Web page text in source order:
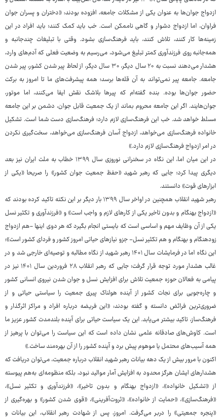
ازدواج جوان‌ها به عنوان یکی از مشکلات جامعه، افزوده بودند: «دختران و پسران جوان
فراوان، اما ازدواج دشوار و گاهی ناممکن است. خب باید کمک کنند؛ باید افراد در این
زمینه‌ها کار کنند، تلاش کنند، باید فرهنگ‌سازی بشود. وقتی با تبلیغات چندجانبه و
همه‌جانبه روی فرزندآوری کمتر تبلیغ می‌شود، می‌رسیم به وضعیت فعلی که آدم‌های وارد،
هشدار می‌دهند نسبت به ۲۰ سال دیگر، ۳۰ سال دیگر، از لحاظ پیر شدن کشور، پیر شدن
جامعه. جامعه پیر نمی‌تواند به آن قله‌ها برسد؛ همه پیشرفت‌های ما تا امروز به برکت
حضور جوان‌ها بوده. بنده گفته‌ام که پیرها بلاشک نقش ایفا می‌کنند، اما موتور،
جوان‌هایند. اگر این جامعه محروم بماند از یک جمعیت قابل جوان، دشمن بر این جامعه
مسلط خواهد شد. خب این فرهنگ‌سازی لازم دارد؛ فرهنگ‌سازی دست شما است. تشکیل
خانواده فرهنگ‌سازی می‌خواهد، ازدواج آسان فرهنگ‌سازی می‌خواهد، سخت‌گیری نکردن
در امر ازدواج فرهنگ‌سازی لازم دارد.»
در این میان اما، این نگاه در سخنرانی نوروزی سال ۱۳۹۹ خطاب به ملت ایران نیز بعد
دیگری پیدا کرد؛ جایی که رهبر شهید «حفظ جمعیت جوان کشور» را صریحا «یکی از
ابزارهای قوت» دانستند.
رهبر شهید انقلاب همچنین در اواخر سال ۱۳۹۹ بار دیگر بر این نکته تاکید کرده بودند که
«ازدواج بهنگام و بدون تاخیر یکی از کارهای لازم و واجب است» و «فرزندآوری و تکثیر نسل
یکی از آن وظایف مهم و اساسی است که بایستی انجام بگیرد که هر دوی اینها -هم ازدواج
زودهنگام و بهنگام و هم تکثیر نسل- جزو نیازهای حیاتی امروز کشور و فردای کشور است»؛
این نگاه اما در فرمایشات سال ۱۴۰۱ رهبر شهید از نگاه مطالبه و توصیه‌ای خارجی شد و در
غالب هشدار مورد توجه قرار گرفت؛ جایی که رهبر انقلاب ۲۸ فروردین‌ سال ۱۴۰۱ نیز در
پیامی به فعالان حوزه جمعیت تلاش برای افزایش نسل و جوان شدن نیروی انسانی کشور
و چاره‌جویی برای نجات کشور از آینده هولناک پیری جمعیت را سیاستی حیاتی و از
ضروری‌ترین فرائض دانسته و گفته بودند:‌ «این فریضه درباره افراد و مراکز اثرگذار و
فرهنگ‌ساز، تاکید بیشتر می‌یابد. این یک سیاست حیاتی برای آینده بلندمدت کشور عزیز ما
است. کاوش‌های صادقانه علمی نشان داده است که این سیاست را می‌توان با پرهیز از
همه آسیب‌های محتمل یا موهوم پیش برد و آینده کشور را از آن بهره‌مند ساخت.»
اکنون با مرور بیش از یک دهه بیانات رهبر شهید انقلاب درباره جمعیت، می‌توان دریافت که
هشدارهای ایشان هرگز محدود به افزایش آمار موالید نبود، بلکه منظومه‌ای به‌هم ‌پیوسته
از «تشکیل خانواده»، «ازدواج بهنگام و بدون تاخیر»، «فرزندآوری و تکثیر نسل»،
«فرهنگ‌سازی»، «حمایت از خانواده»، «ثروت‌آفرینی»، «قوی شدن کشور» و بهره‌گیری از
«پنجره جمعیتی» را دربر می‌گرفت. امروز، پس از شهادت رهبر انقلاب، این بیانات و